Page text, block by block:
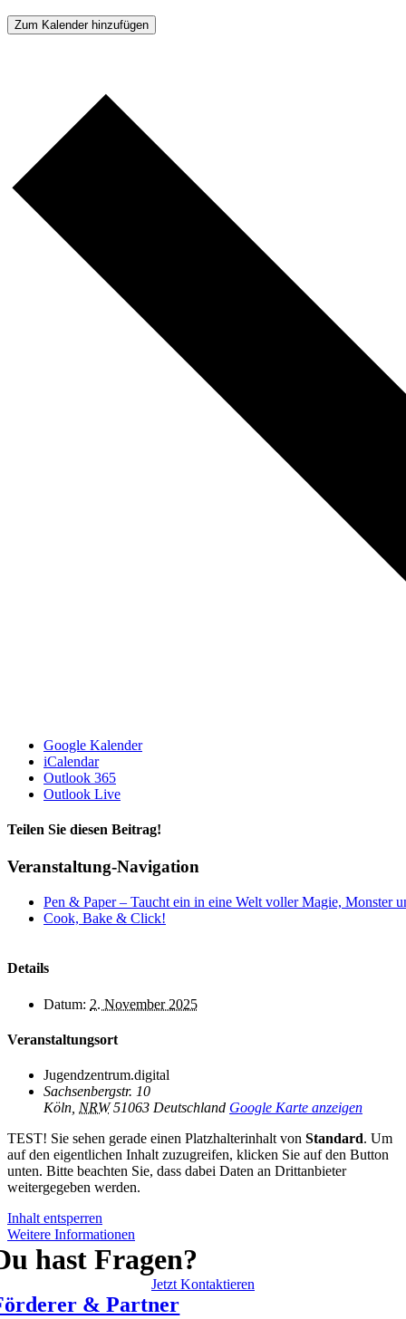
Zum Kalender hinzufügen
Google Kalender
iCalendar
Outlook 365
Outlook Live
Teilen Sie diesen Beitrag!
Facebook
X
Reddit
LinkedIn
WhatsApp
Telegram
Tumblr
Pinterest
Vk
Xing
E-
Veranstaltung-Navigation
Pen & Paper – Taucht ein in eine Welt voller Magie, Monster
Cook, Bake & Click!
Details
Datum: 2. November 2025
Veranstaltungsort
Jugendzentrum.digital
Sachsenbergstr. 10
Köln NRW 51063 Deutschland Google Karte anzeigen
TEST! Sie sehen gerade einen Platzhalterinhalt von Standard. Um
auf den eigentlichen Inhalt zuzugreifen, klicken Sie auf den Button
unten. Bitte beachten Sie, dass dabei Daten an Drittanbieter
weitergegeben werden.
Inhalt entsperren
Weitere Informationen
hast Fragen?
Jetzt Kontaktieren
& Partner